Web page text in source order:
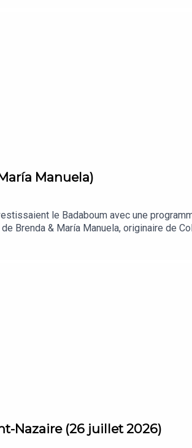
Manuela)
le Badaboum avec une
Brenda & María Manuela, originaire de
Nazaire (26 juillet 2026)